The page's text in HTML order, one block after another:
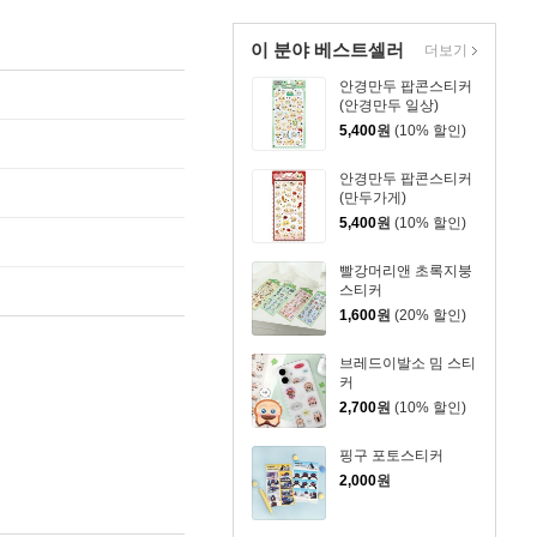
이 분야 베스트셀러
안경만두 팝콘스티커
(안경만두 일상)
5,400원 (10% 할인)
안경만두 팝콘스티커
(만두가게)
5,400원 (10% 할인)
빨강머리앤 초록지붕
스티커
1,600원 (20% 할인)
브레드이발소 밈 스티
커
2,700원 (10% 할인)
핑구 포토스티커
2,000원
더보기